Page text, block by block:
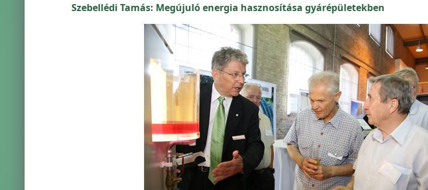
Szebellédi Tamás: Megújuló energia hasznosítása gyárépületekben